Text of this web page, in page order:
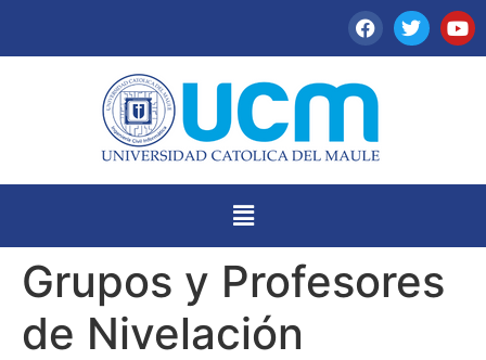
Grupos y Profesores
de Nivelación